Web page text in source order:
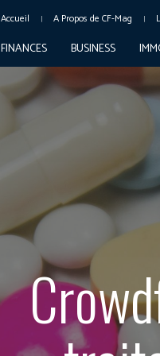
Accueil A Propos de CF-Mag
FINANCES BUSINESS